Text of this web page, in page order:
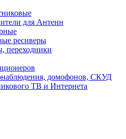
для Антенн
ресиверы
домофонов, СКУД
ТВ и Интернета